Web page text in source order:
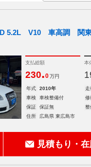
5.2L V10 車高調 関
支払総額
230.0 万円
本
年式 2010年 走
車検
車検整備付 修
保証
保証無 整
住所
広島県 東広島市
見積もり・